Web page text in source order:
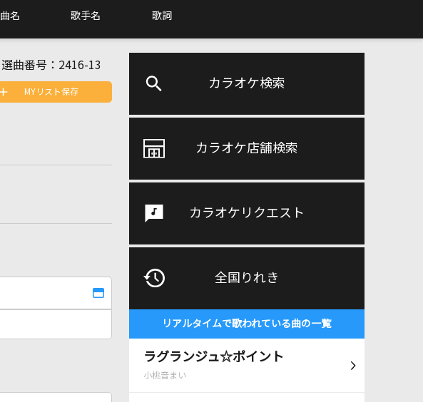
曲名 歌手名 歌詞
カラオケ検索
カラオケ店舗検索
カラオケリクエスト
全国りれき
リアルタイムで歌われている曲の一覧
ラグランジュ☆ポイント
小桃音まい
選曲番号： 2416-13
MYリスト保存